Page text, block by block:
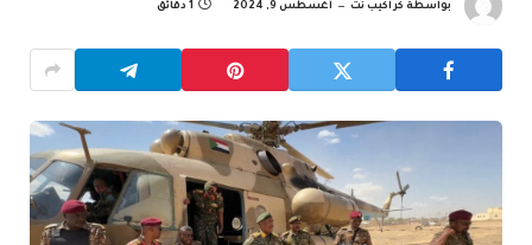
بواسطة كراكيب نت أغسطس 9, 2024 1 دقائق